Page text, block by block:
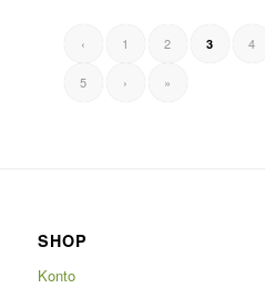
‹ 1 2 3 4
5 › »
SHOP
Konto